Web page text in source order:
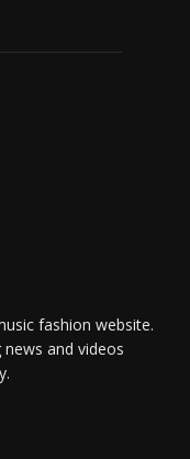
fashion website.
and videos